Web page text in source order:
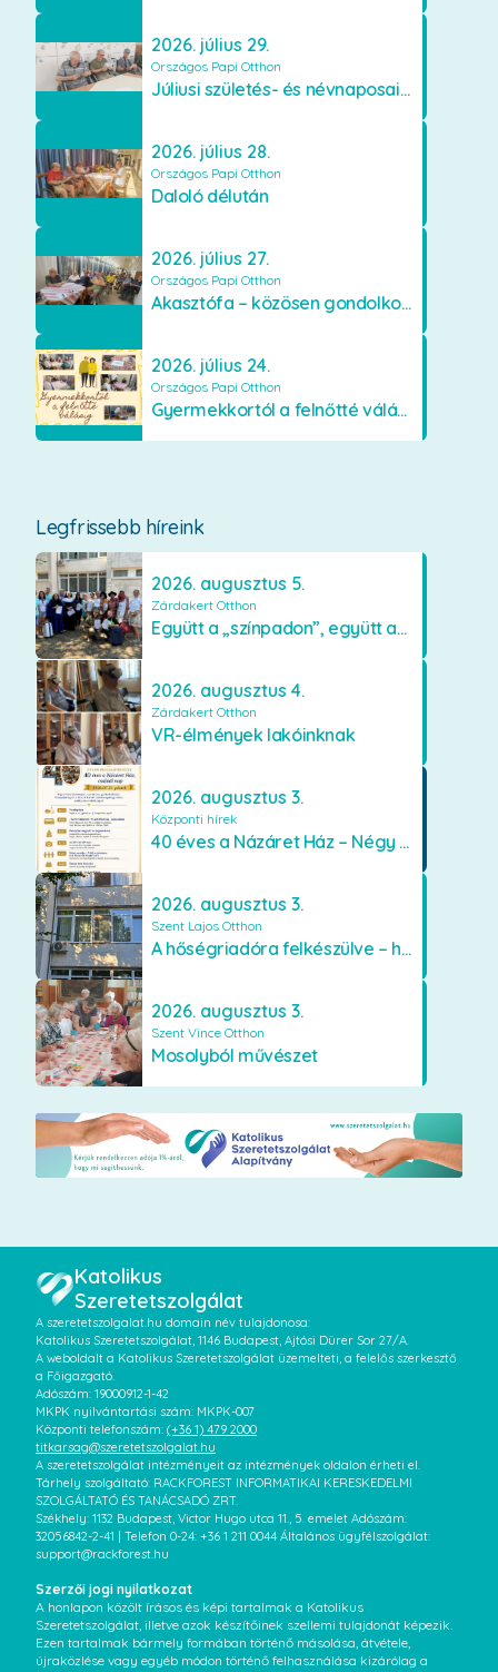
2026. július 29.
Országos Papi Otthon
Júliusi születés- és névnaposaink
2026. július 28.
Országos Papi Otthon
Daloló délután
2026. július 27.
Országos Papi Otthon
Akasztófa – közösen gondolkodva
2026. július 24.
Országos Papi Otthon
Gyermekkortól a felnőtté válásig
Legfrissebb híreink
2026. augusztus 5.
Zárdakert Otthon
Együtt a „színpadon”, együtt az élményekért 🎭✨
2026. augusztus 4.
Zárdakert Otthon
VR-élmények lakóinknak
2026. augusztus 3.
Központi hírek
40 éves a Názáret Ház – Négy évtized szeretetben és gondoskodásban
2026. augusztus 3.
Szent Lajos Otthon
A hőségriadóra felkészülve – hűsítő fejlesztések a Szent Lajos Otthonban
2026. augusztus 3.
Szent Vince Otthon
Mosolyból művészet
Katolikus
Szeretetszolgálat
A szeretetszolgalat.hu domain név tulajdonosa:
Katolikus Szeretetszolgálat, 1146 Budapest, Ajtósi Dürer Sor 27/A.
A weboldalt a Katolikus Szeretetszolgálat üzemelteti, a felelős szerkesztő
a Főigazgató.
Adószám: 19000912-1-42
MKPK nyilvántartási szám: MKPK-007
Központi telefonszám: (+36 1) 479 2000
titkarsag@szeretetszolgalat.hu
A szeretetszolgálat intézményeit az intézmények oldalon érheti el.
Tárhely szolgáltató: RACKFOREST INFORMATIKAI KERESKEDELMI
SZOLGÁLTATÓ ÉS TANÁCSADÓ ZRT.
Székhely: 1132 Budapest, Victor Hugo utca 11., 5. emelet Adószám:
32056842-2-41 | Telefon 0-24: +36 1 211 0044 Általános ügyfélszolgálat:
support@rackforest.hu
Szerzői jogi nyilatkozat
A honlapon közölt írásos és képi tartalmak a Katolikus
Szeretetszolgálat, illetve azok készítőinek szellemi tulajdonát képezik.
Ezen tartalmak bármely formában történő másolása, átvétele,
újraközlése vagy egyéb módon történő felhasználása kizárólag a